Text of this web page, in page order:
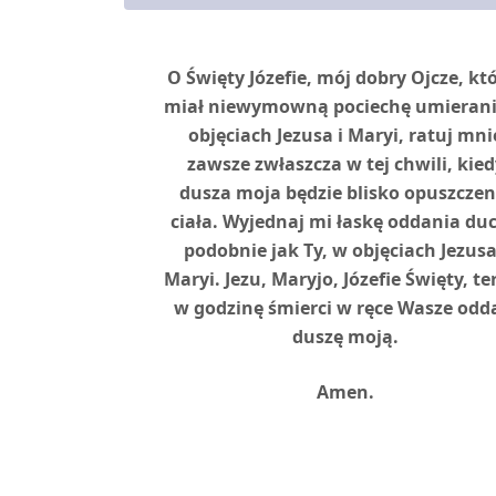
O Święty Józefie, mój dobry Ojcze,
miał niewymowną pociechę
objęciach Jezusa i Maryi, ratuj
zawsze zwłaszcza w tej chwili,
dusza moja będzie blisko
ciała. Wyjednaj mi łaskę oddania
podobnie jak Ty, w objęciach
Maryi. Jezu, Maryjo, Józefie Święty,
w godzinę śmierci w ręce Wasze
duszę moją.
Amen.